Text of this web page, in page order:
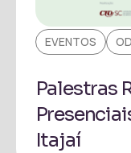
EVENTOS
Palestras
Itajaí